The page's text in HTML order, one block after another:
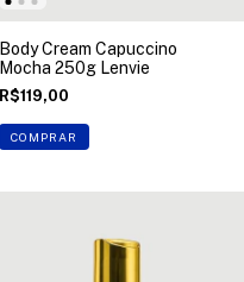
Body Cream Capuccino
Mocha 250g Lenvie
R$119,00
COMPRAR